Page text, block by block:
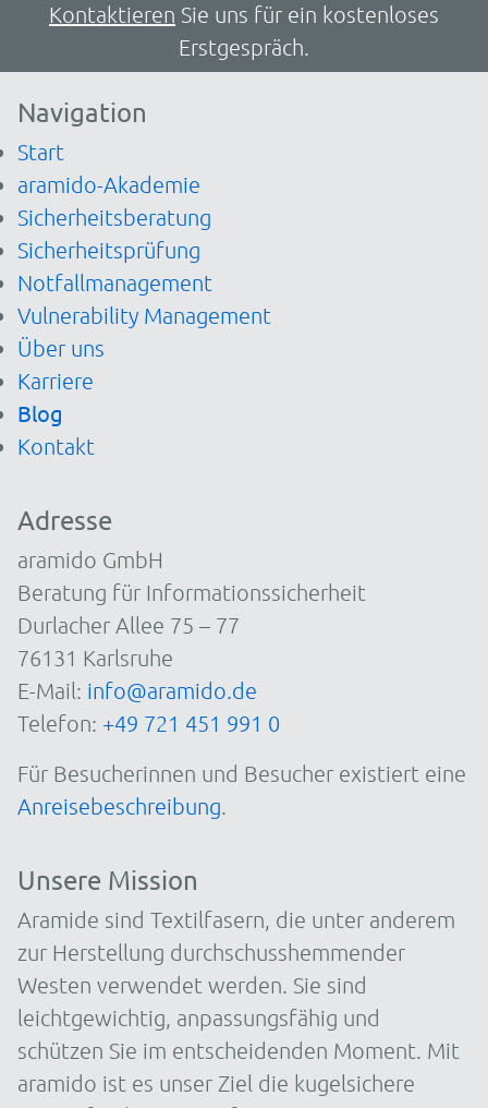
Kontaktieren Sie uns für ein kostenloses
Erstgespräch.
Navigation
Start
aramido-Akademie
Sicherheitsberatung
Sicherheitsprüfung
Notfallmanagement
Vulnerability Management
Über uns
Karriere
Blog
Kontakt
Adresse
aramido GmbH
Beratung für Informationssicherheit
Durlacher Allee 75 – 77
76131 Karlsruhe
E-Mail: info@aramido.de
Telefon: +49 721 451 991 0
Für Besucherinnen und Besucher existiert eine
Anreisebeschreibung.
Unsere Mission
Aramide sind Textilfasern, die unter anderem
zur Herstellung durchschusshemmender
Westen verwendet werden. Sie sind
leichtgewichtig, anpassungsfähig und
schützen Sie im entscheidenden Moment. Mit
aramido ist es unser Ziel die kugelsichere